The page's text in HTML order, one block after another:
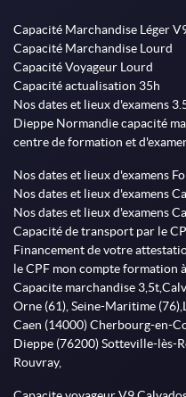
Capacité Marchandise Léger
Capacité Marchandise Lourd
Capacité Voyageur Lourd
Capacité actualisation 35h
Nos dates et lieux d'examens
Dieppe Normandie capacité
centre de formation et
Nos dates et lieux d'examens
Nos dates et lieux d'examens
Nos dates et lieux d'examens
Capacité de transport par le
Financement de votre
le CPF mon compte formation
Capacite marchandise
Orne (61), Seine-Maritime
Caen (14000) Cherbourg-en-
Dieppe (76200) Sotteville-lès-
Rouvray,